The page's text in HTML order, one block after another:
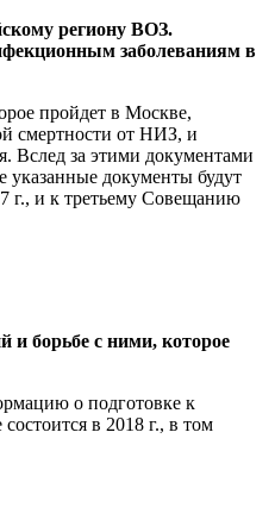
региону ВОЗ.
заболеваниям в
пройдет в Москве,
смертности от НИЗ, и
Вслед за этими документами
указанные документы будут
г., и к третьему Совещанию
и борьбе с ними, которое
о подготовке к
в 2018 г., в том